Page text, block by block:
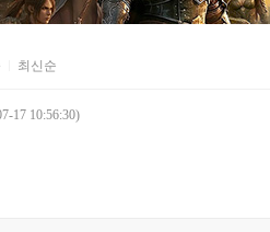
최신순
17 10:56:30)